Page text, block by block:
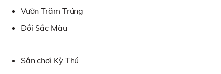
Vườn Trăm Trứng
Đồi Sắc Màu
Sân chơi Kỳ Thú